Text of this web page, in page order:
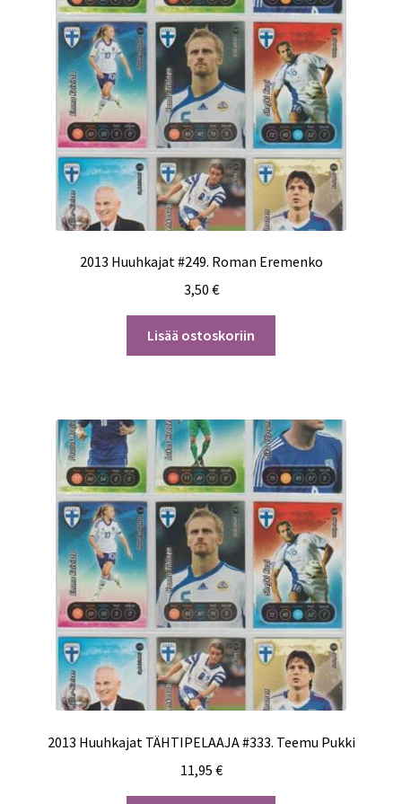
2013 Huuhkajat #249. Roman Eremenko
3,50 €
Lisää ostoskoriin
2013 Huuhkajat TÄHTIPELAAJA #333. Teemu Pukki
11,95 €